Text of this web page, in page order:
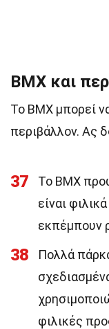
BMX και
Το BMX μπορεί
περιβάλλον. Ας
37
Το BMX
είναι
εκπέμπουν
38
Πολλά
φιλικές